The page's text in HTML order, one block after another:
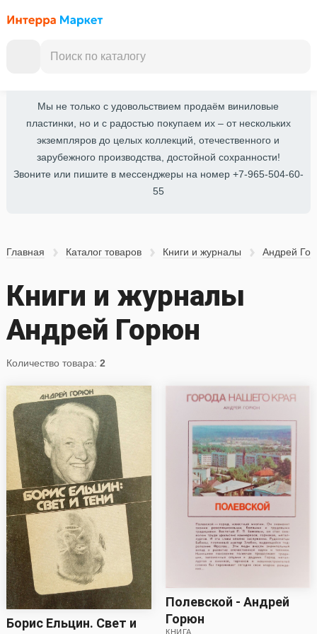
Мы не только с удовольствием продаём виниловые
пластинки, но и с радостью покупаем их – от нескольких
экземпляров до целых коллекций, отечественного и
зарубежного производства, достойной сохранности!
Звоните или пишите в мессенджеры на номер +7-965-504-60-
55
Главная Каталог товаров Книги и журналы Андрей
Книги и журналы
Андрей Горюн
Количество товара: 2
Борис Ельцин. Свет и
Полевской - Андрей
Горюн
КНИГА